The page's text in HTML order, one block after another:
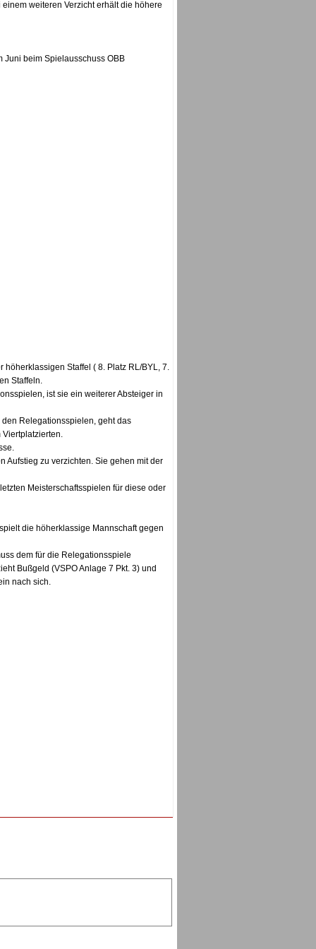
weiteren Verzicht erhält die höhere
Juni beim Spielausschuss OBB
höherklassigen Staffel ( 8. Platz RL/BYL, 7.
Staffeln.
ist sie ein weiterer Absteiger in
den Relegationsspielen, geht das
Viertplatzierten.
Aufstieg zu verzichten. Sie gehen mit der
Meisterschaftsspielen für diese oder
die höherklassige Mannschaft gegen
dem für die Relegationsspiele
Bußgeld (VSPO Anlage 7 Pkt. 3) und
nach sich.